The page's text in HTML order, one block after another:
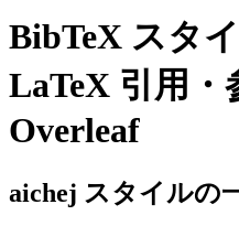
BibTeX スタ
LaTeX 引用・
Overleaf
aichej スタイルの